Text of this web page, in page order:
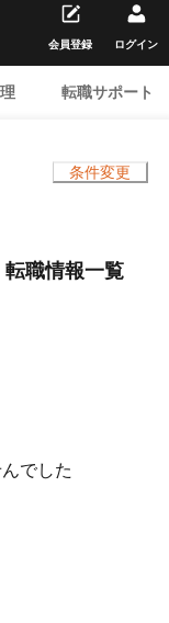
転職サポート
会員登録 ログイン
条件変更
職情報一覧
でした